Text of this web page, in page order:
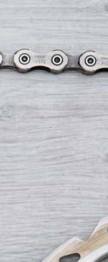
avancée